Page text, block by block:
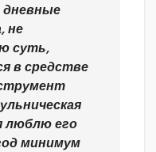
не
суть,
в средстве
люблю его
минимум